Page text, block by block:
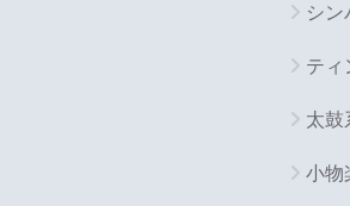
シン
ティ
太鼓
小物